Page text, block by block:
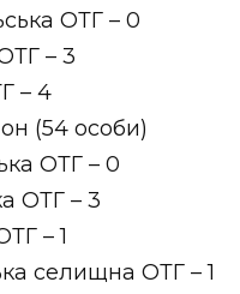
ОТГ – 0
– 3
– 4
(54 особи)
ОТГ – 0
ОТГ – 3
– 1
селищна ОТГ – 1